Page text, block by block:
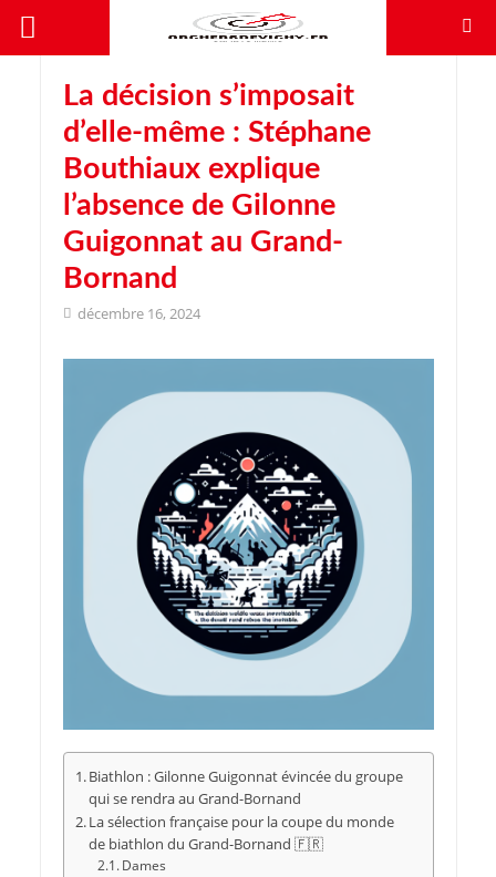
La décision s’imposait
d’elle-même : Stéphane
Bouthiaux explique
l’absence de Gilonne
Guigonnat au Grand-
Bornand
décembre 16, 2024
Biathlon : Gilonne Guigonnat évincée du groupe
qui se rendra au Grand-Bornand
La sélection française pour la coupe du monde
de biathlon du Grand-Bornand 🇫🇷
Dames